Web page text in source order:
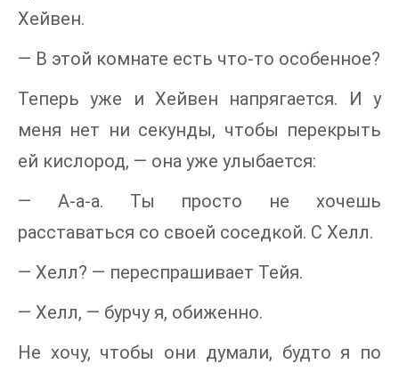
Хейвен.
— В этой комнате есть что-то особенное?
Теперь уже и Хейвен напрягается. И у
меня нет ни секунды, чтобы перекрыть
ей кислород, — она уже улыбается:
— А-а-а. Ты просто не хочешь
расставаться со своей соседкой. С Хелл.
— Хелл? — переспрашивает Тейя.
— Хелл, — бурчу я, обиженно.
Не хочу, чтобы они думали, будто я по